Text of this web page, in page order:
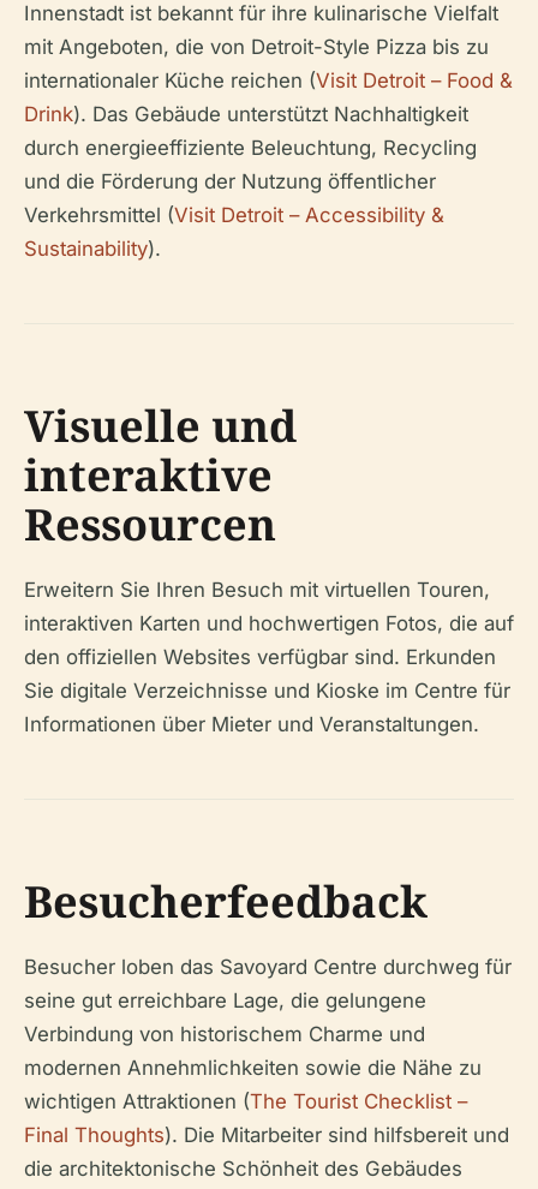
Innenstadt ist bekannt für ihre kulinarische Vielfalt
mit Angeboten, die von Detroit-Style Pizza bis zu
internationaler Küche reichen (Visit Detroit – Food &
Drink). Das Gebäude unterstützt Nachhaltigkeit
durch energieeffiziente Beleuchtung, Recycling
und die Förderung der Nutzung öffentlicher
Verkehrsmittel (Visit Detroit – Accessibility &
Sustainability).
Visuelle und
interaktive
Ressourcen
Erweitern Sie Ihren Besuch mit virtuellen Touren,
interaktiven Karten und hochwertigen Fotos, die auf
den offiziellen Websites verfügbar sind. Erkunden
Sie digitale Verzeichnisse und Kioske im Centre für
Informationen über Mieter und Veranstaltungen.
Besucherfeedback
Besucher loben das Savoyard Centre durchweg für
seine gut erreichbare Lage, die gelungene
Verbindung von historischem Charme und
modernen Annehmlichkeiten sowie die Nähe zu
wichtigen Attraktionen (The Tourist Checklist –
Final Thoughts). Die Mitarbeiter sind hilfsbereit und
die architektonische Schönheit des Gebäudes